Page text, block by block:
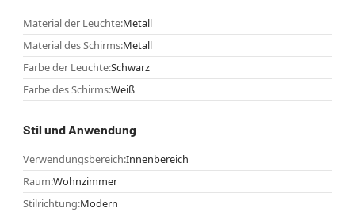
Material der Leuchte:Metall
Material des Schirms:Metall
Farbe der Leuchte:Schwarz
Farbe des Schirms:Weiß
Stil und Anwendung
Verwendungsbereich:Innenbereich
Raum:Wohnzimmer
Stilrichtung:Modern